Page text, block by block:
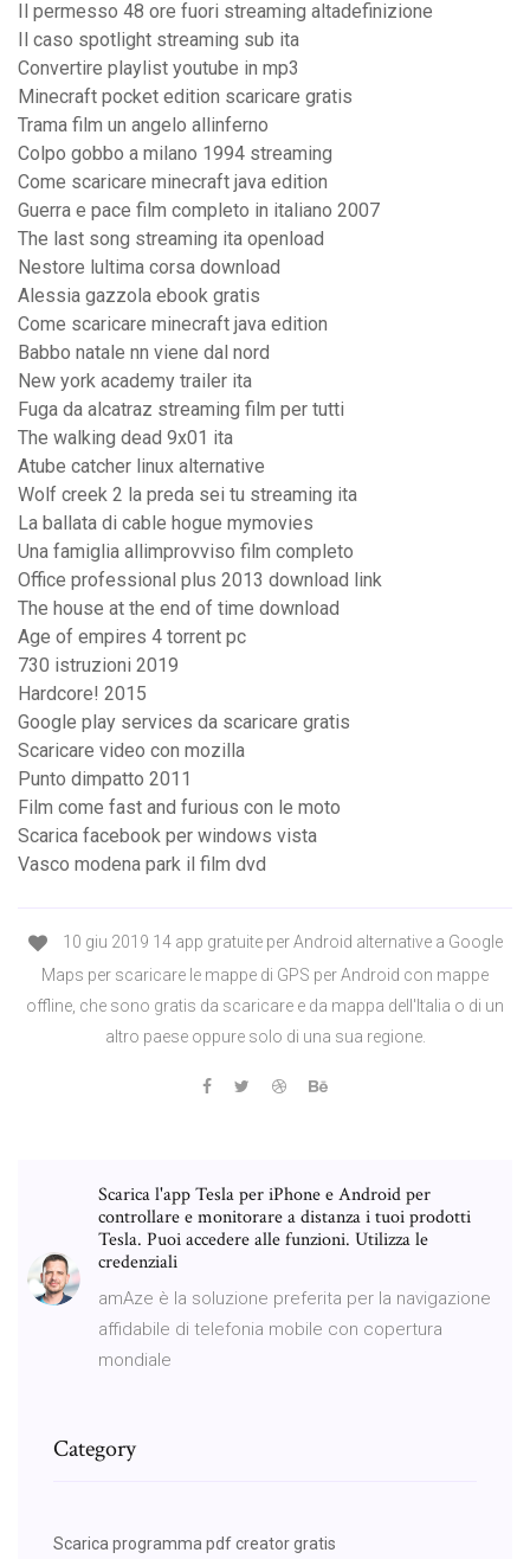
Il permesso 48 ore fuori streaming altadefinizione
Il caso spotlight streaming sub ita
Convertire playlist youtube in mp3
Minecraft pocket edition scaricare gratis
Trama film un angelo allinferno
Colpo gobbo a milano 1994 streaming
Come scaricare minecraft java edition
Guerra e pace film completo in italiano 2007
The last song streaming ita openload
Nestore lultima corsa download
Alessia gazzola ebook gratis
Come scaricare minecraft java edition
Babbo natale nn viene dal nord
New york academy trailer ita
Fuga da alcatraz streaming film per tutti
The walking dead 9x01 ita
Atube catcher linux alternative
Wolf creek 2 la preda sei tu streaming ita
La ballata di cable hogue mymovies
Una famiglia allimprovviso film completo
Office professional plus 2013 download link
The house at the end of time download
Age of empires 4 torrent pc
730 istruzioni 2019
Hardcore! 2015
Google play services da scaricare gratis
Scaricare video con mozilla
Punto dimpatto 2011
Film come fast and furious con le moto
Scarica facebook per windows vista
Vasco modena park il film dvd
10 giu 2019 14 app gratuite per Android alternative a Google
Maps per scaricare le mappe di GPS per Android con mappe
offline, che sono gratis da scaricare e da mappa dell'Italia o di un
altro paese oppure solo di una sua regione.
Scarica l'app Tesla per iPhone e Android per
controllare e monitorare a distanza i tuoi prodotti
Tesla. Puoi accedere alle funzioni. Utilizza le
credenziali
amAze è la soluzione preferita per la navigazione
affidabile di telefonia mobile con copertura
mondiale
Category
Scarica programma pdf creator gratis